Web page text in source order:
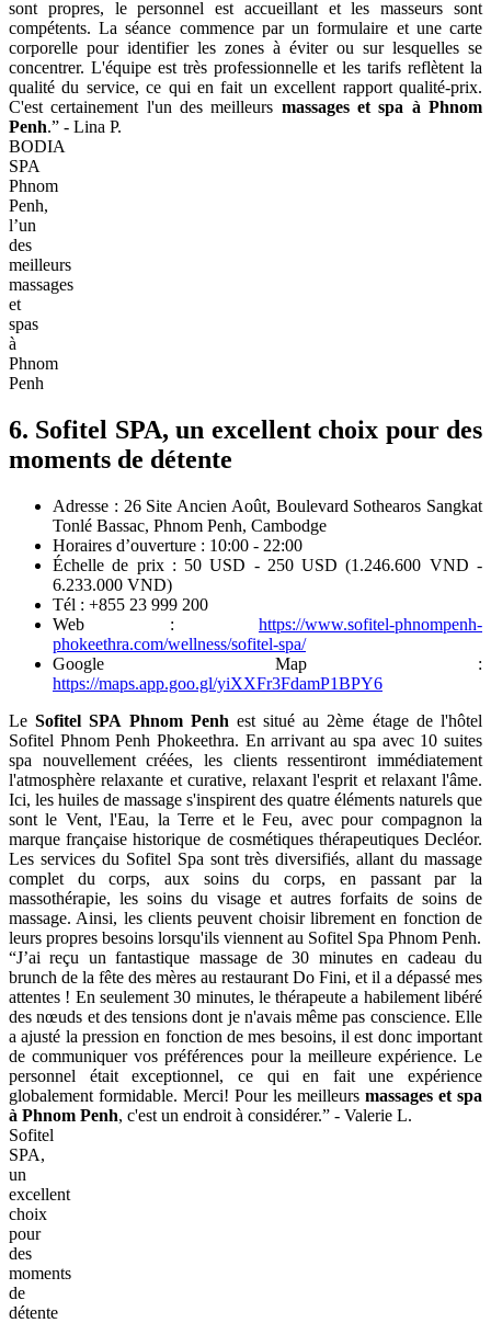
sont propres, le personnel est accueillant et les masseurs sont
compétents. La séance commence par un formulaire et une carte
corporelle pour identifier les zones à éviter ou sur lesquelles se
concentrer. L'équipe est très professionnelle et les tarifs reflètent la
qualité du service, ce qui en fait un excellent rapport qualité-prix.
C'est certainement l'un des meilleurs massages et spa à Phnom
Penh.” - Lina P.
BODIA
SPA
Phnom
Penh,
l’un
des
meilleurs
massages
et
spas
à
Phnom
Penh
6. Sofitel SPA, un excellent choix pour des
moments de détente
Adresse : 26 Site Ancien Août, Boulevard Sothearos Sangkat
Tonlé Bassac, Phnom Penh, Cambodge
Horaires d’ouverture : 10:00 - 22:00
Échelle de prix : 50 USD - 250 USD (1.246.600 VND -
6.233.000 VND)
Tél : +855 23 999 200
Web : https://www.sofitel-phnompenh-
phokeethra.com/wellness/sofitel-spa/
Google Map :
https://maps.app.goo.gl/yiXXFr3FdamP1BPY6
LeSofitel SPA Phnom Penh est situé au 2ème étage de l'hôtel
Sofitel Phnom Penh Phokeethra. En arrivant au spa avec 10 suites
spa nouvellement créées, les clients ressentiront immédiatement
l'atmosphère relaxante et curative, relaxant l'esprit et relaxant l'âme.
Ici, les huiles de massage s'inspirent des quatre éléments naturels que
sont le Vent, l'Eau, la Terre et le Feu, avec pour compagnon la
marque française historique de cosmétiques thérapeutiques Decléor.
Les services du Sofitel Spa sont très diversifiés, allant du massage
complet du corps, aux soins du corps, en passant par la
massothérapie, les soins du visage et autres forfaits de soins de
massage. Ainsi, les clients peuvent choisir librement en fonction de
leurs propres besoins lorsqu'ils viennent au Sofitel Spa Phnom Penh.
“J’ai reçu un fantastique massage de 30 minutes en cadeau du
brunch de la fête des mères au restaurant Do Fini, et il a dépassé mes
attentes ! En seulement 30 minutes, le thérapeute a habilement libéré
des nœuds et des tensions dont je n'avais même pas conscience. Elle
a ajusté la pression en fonction de mes besoins, il est donc important
de communiquer vos préférences pour la meilleure expérience. Le
personnel était exceptionnel, ce qui en fait une expérience
globalement formidable. Merci! Pour les meilleurs massages et spa
à Phnom Penh, c'est un endroit à considérer.” - Valerie L.
Sofitel
SPA,
un
excellent
choix
pour
des
moments
de
détente